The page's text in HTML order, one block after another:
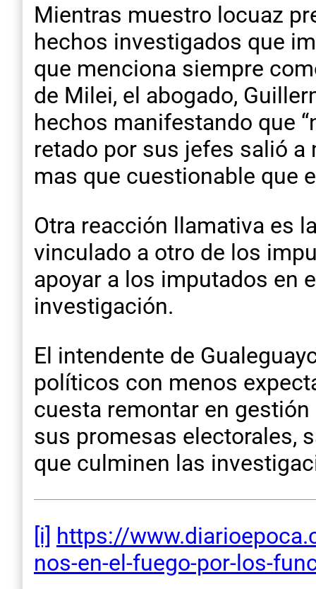
Mientras muestro locuaz
hechos investigados que
que menciona siempre
de Milei, el abogado,
hechos manifestando que
retado por sus jefes salió a
mas que cuestionable que
Otra reacción llamativa es
vinculado a otro de los
apoyar a los imputados en
investigación.
El intendente de
políticos con menos
cuesta remontar en
sus promesas electorales,
que culminen las
[i] https://
nos-en-el-fuego-por-los-